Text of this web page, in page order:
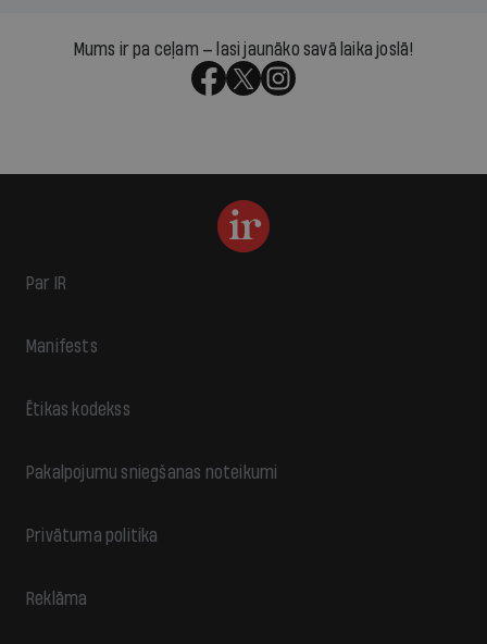
Mums ir pa ceļam — lasi jaunāko savā laika joslā!
Par IR
Manifests
Ētikas kodekss
Pakalpojumu sniegšanas noteikumi
Privātuma politika
Reklāma